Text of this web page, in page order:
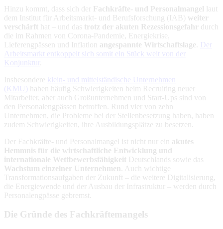
Hinzu kommt, dass sich der
Fachkräfte- und Personalmangel laut
dem Institut für Arbeitsmarkt- und Berufsforschung (IAB) weiter
verschärft
hat – und das trotz der akuten Rezessionsgefahr durch
die im Rahmen von Corona-Pandemie, Energiekrise,
Lieferengpässen und Inflation angespannte Wirtschaftslage
Der
Arbeitsmarkt entkoppelt sich somit ein Stück weit von der
Konjunktur
Insbesondere klein- und mittelständische Unternehmen
(KMU) haben häufig Schwierigkeiten beim Recruiting neuer
Mitarbeiter, aber auch Großunternehmen und Start-Ups sind von
den Personalengpässen betroffen. Rund vier von zehn
Unternehmen, die Probleme bei der Stellenbesetzung haben, haben
zudem Schwierigkeiten, ihre Ausbildungsplätze zu besetzen.
Der Fachkräfte- und Personalmangel ist nicht nur ein akutes
Hemmnis für die wirtschaftliche Entwicklung und
internationale Wettbewerbsfähigkeit Deutschlands sowie das
Wachstum einzelner Unternehmen . Auch wichtige
Transformationsaufgaben der Zukunft – die weitere Digitalisierung,
die Energiewende und der Ausbau der Infrastruktur – werden durch
Personalengpässe gebremst.
Die Gründe des Fachkräftemangels